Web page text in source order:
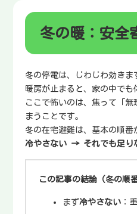
冬の暖：安全
冬の停電は、じわじわ効きま
暖房が止まると、家の中でも
ここで怖いのは、焦って「
まうことです。
冬の在宅避難は、基本の順番
冷やさない → それでも足り
この記事の結論（冬の順番
まず冷やさない ：